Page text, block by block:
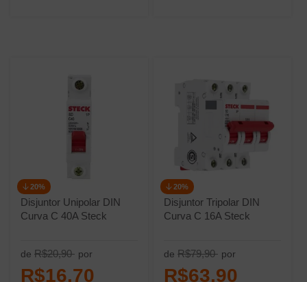
Disjuntor Unipolar DIN
Curva C 40A Steck
de R$20,90
20%
por
R$16,70
Disjuntor Tripolar DIN
Curva C 16A Steck
de R$79,90
20%
por
R$63,90